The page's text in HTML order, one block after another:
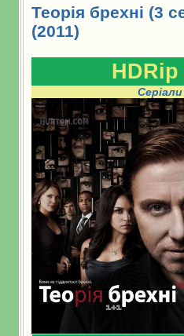
Теорія брехні (3
(2011)
HDRip
Серіали